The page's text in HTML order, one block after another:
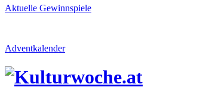
Aktuelle Gewinnspiele
Adventkalender